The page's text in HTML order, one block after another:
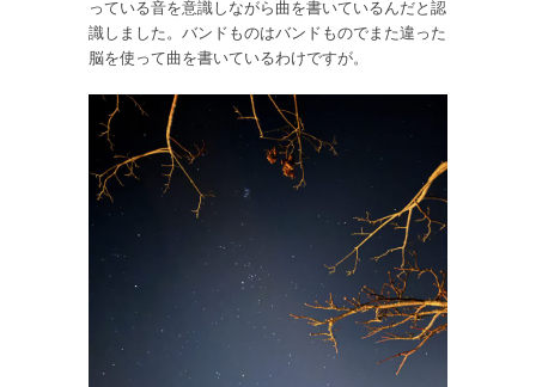
っている音を意識しながら曲を書いているんだと認
識しました。バンドものはバンドものでまた違った
脳を使って曲を書いているわけですが。